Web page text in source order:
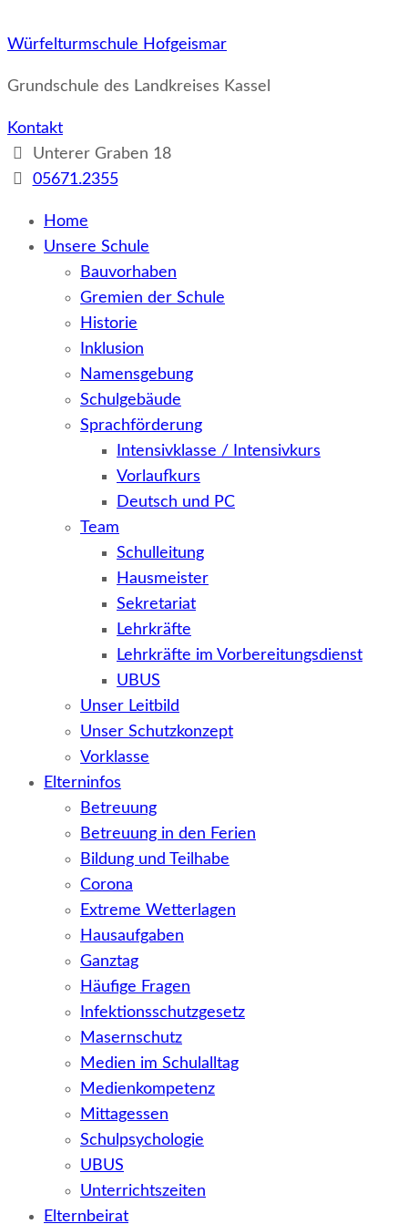
Würfelturmschule Hofgeismar
Grundschule des Landkreises Kassel
Kontakt
Unterer Graben 18
05671.2355
Home
Unsere Schule
Bauvorhaben
Gremien der Schule
Historie
Inklusion
Namensgebung
Schulgebäude
Sprachförderung
Intensivklasse / Intensivkurs
Vorlaufkurs
Deutsch und PC
Team
Schulleitung
Hausmeister
Sekretariat
Lehrkräfte
Lehrkräfte im Vorbereitungsdienst
UBUS
Unser Leitbild
Unser Schutzkonzept
Vorklasse
Elterninfos
Betreuung
Betreuung in den Ferien
Bildung und Teilhabe
Corona
Extreme Wetterlagen
Hausaufgaben
Ganztag
Häufige Fragen
Infektionsschutzgesetz
Masernschutz
Medien im Schulalltag
Medienkompetenz
Mittagessen
Schulpsychologie
UBUS
Unterrichtszeiten
Elternbeirat